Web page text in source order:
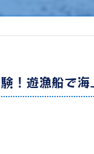
！遊漁船で海